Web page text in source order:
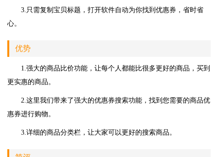
3.只需复制宝贝标题，打开软件自动为你找到优惠券，省时省
心。
优势
1.强大的商品比价功能，让每个人都能比很多更好的商品，买到
更实惠的商品。
2.这里我们带来了强大的优惠券搜索功能，找到您需要的商品优
惠券进行购物。
3.详细的商品分类栏，让大家可以更好的搜索商品。